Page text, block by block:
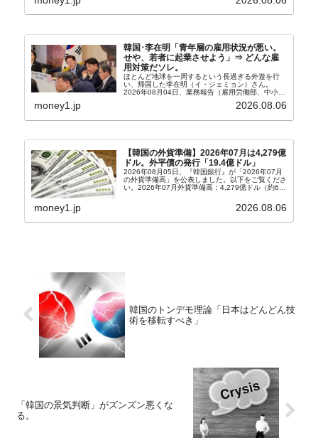
韓国･李在明「青年層の雇用状況が悪い。
せや、若者に起業させよう」⇒ どんな雇
用対策だソレ。
ほとんど地球を一周するという長過ぎる外遊を行
い、帰国した李在明（イ・ジェミョン）さん。
2026年08月04日、業務報告（雇用労働部、中小ベ
上、韓国大統領に成りおおせた李在明（イ・ジェミ
money1.jp 2026.08.06
【韓国の外貨準備】2026年07月は4,279億
ドル。外平債の発行「19.4億ドル」
2026年08月05日、『韓国銀行』が「2026年07月
の外貨準備高」を公表しました。以下をご覧くださ
い。2026年07月外貨準備高：4,279億ドル（約67
money1.jp 2026.08.06
韓国のトンデモ理論「日本はどんどん技
術を移転すべき」
「韓国の景気判断」がズンズン悪くな
る。